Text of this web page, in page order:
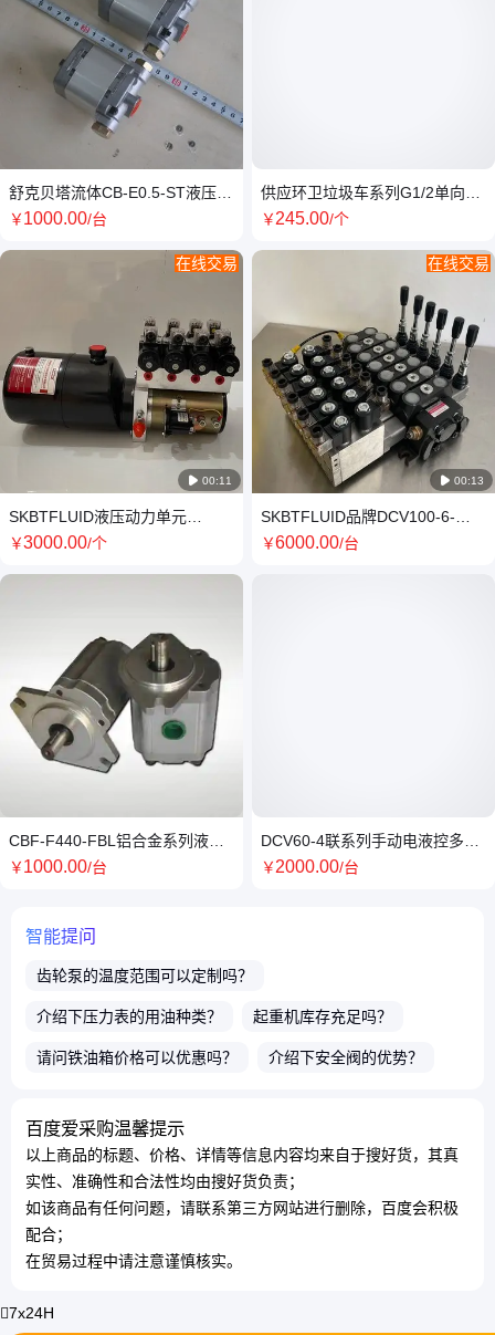
舒克贝塔流体CB-E0.5-ST液压动
力单元双向齿轮泵
￥1000.00/台
 00:11
在线交易
SKBTFLUID液压动力单元
DC24V2.2KW-2.1CC-6L-4组阀
￥3000.00/个
CBF-F440-FBL铝合金系列液压
齿轮泵SKBTFLUID牌
￥1000.00/台
供应环卫垃圾车系列G1/2单向顺
序阀SKBTFLUID牌
￥245.00/个
 00:13
在线交易
SKBTFLUID品牌DCV100-6-
DC24电控液压多路换向阀
￥6000.00/台
DCV60-4联系列手动电液控多路
换向阀SKBTFLUID牌
￥2000.00/台
智能提问
齿轮泵的温度范围可以定制吗？
介绍下压力表的用油种类？ 起重机库存充足吗？
请问铁油箱价格可以优惠吗？ 介绍下安全阀的优势？
店主电话微信号是多少？
有适用于60摄氏度的换向阀吗？
百度爱采购温馨提示
以上商品的标题、价格、详情等信息内容均来自于搜好货，其真
实性、准确性和合法性均由搜好货负责；
如该商品有任何问题，请联系第三方网站进行删除，百度会积极
配合；
在贸易过程中请注意谨慎核实。
7x24H